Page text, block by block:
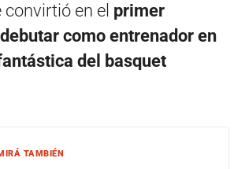
en el primer
como entrenador en
del basquet
TAMBIÉN